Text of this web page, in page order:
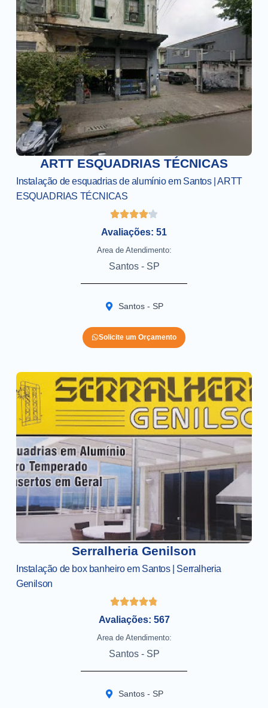
ARTT ESQUADRIAS TÉCNICAS
Instalação de esquadrias de alumínio em Santos | ARTT
ESQUADRIAS TÉCNICAS
Avaliações: 51
Area de Atendimento:
Santos - SP
Santos - SP
Solicite um Orçamento
Serralheria Genilson
Instalação de box banheiro em Santos | Serralheria
Genilson
Avaliações: 567
Area de Atendimento:
Santos - SP
Santos - SP